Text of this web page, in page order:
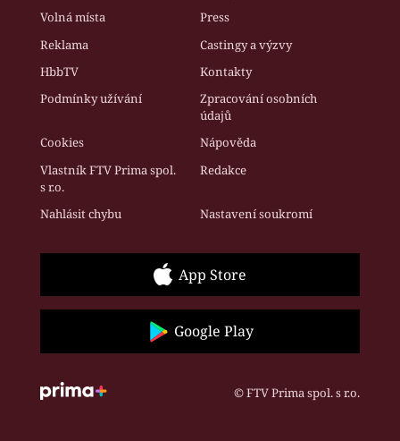
Volná místa
Press
Reklama
Castingy a výzvy
HbbTV
Kontakty
Podmínky užívání
Zpracování osobních
údajů
Cookies
Nápověda
Vlastník FTV Prima spol.
s r.o.
Redakce
Nahlásit chybu Nastavení soukromí
App Store
Google Play
© FTV Prima spol. s r.o.